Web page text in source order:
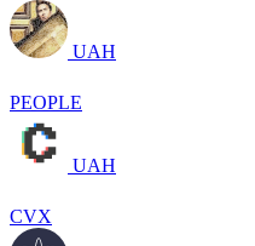
UAH
PEOPLE
UAH
CVX